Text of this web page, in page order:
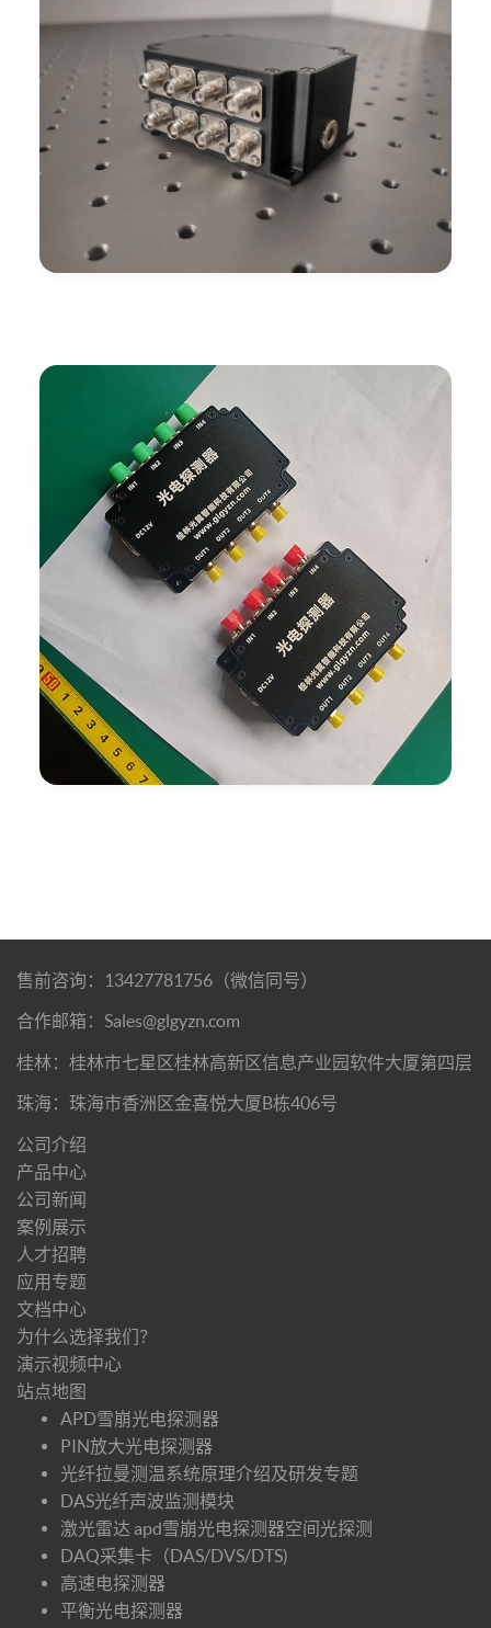
售前咨询：13427781756（微信同号）
合作邮箱：Sales@glgyzn.com
桂林：桂林市七星区桂林高新区信息产业园软件大厦第四层
珠海：珠海市香洲区金喜悦大厦B栋406号
公司介绍
产品中心
公司新闻
案例展示
人才招聘
应用专题
文档中心
为什么选择我们？
演示视频中心
站点地图
APD雪崩光电探测器
PIN放大光电探测器
光纤拉曼测温系统原理介绍及研发专题
DAS光纤声波监测模块
激光雷达 apd雪崩光电探测器空间光探测
DAQ采集卡（DAS/DVS/DTS)
高速电探测器
平衡光电探测器